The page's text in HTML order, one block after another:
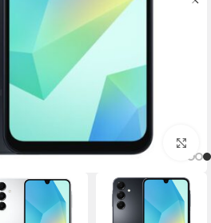
برای بزرگنمایی کلیک کنید